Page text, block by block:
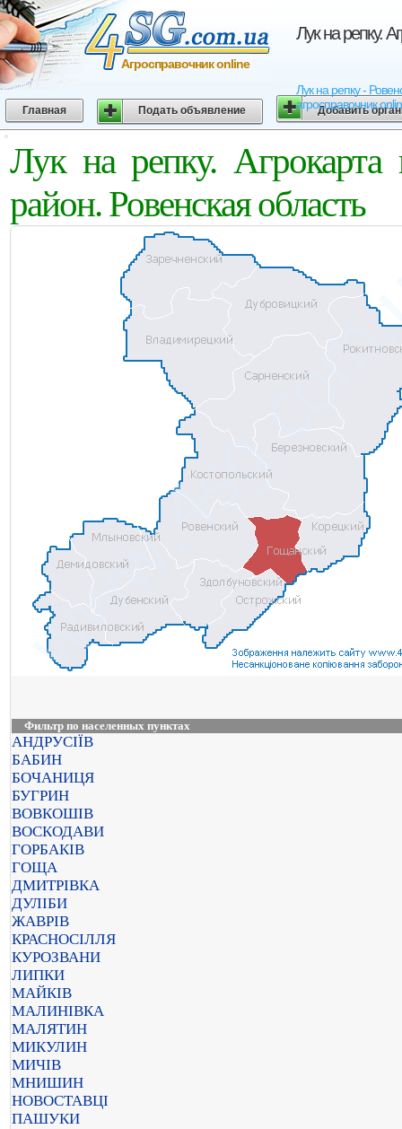
Лук на репку.
Лук на репку -
агросправочник
Агросправочник online
Главная Подать объявление Добавить
Лук на репку.
район. Ровенская область
Фильтр по населенных пунктах
АНДРУСІЇВ
БАБИН
БОЧАНИЦЯ
БУГРИН
ВОВКОШІВ
ВОСКОДАВИ
ГОРБАКІВ
ГОЩА
ДМИТРІВКА
ДУЛІБИ
ЖАВРІВ
КРАСНОСІЛЛЯ
КУРОЗВАНИ
ЛИПКИ
МАЙКІВ
МАЛИНІВКА
МАЛЯТИН
МИКУЛИН
МИЧІВ
МНИШИН
НОВОСТАВЦІ
ПАШУКИ